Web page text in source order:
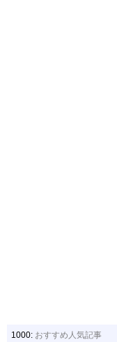
1000: おすすめ人気記事